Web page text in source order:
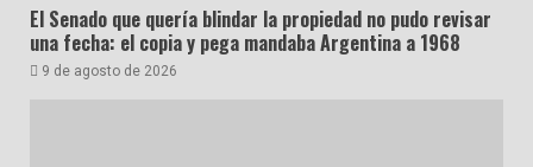
El Senado que quería blindar la propiedad no pudo revisar
una fecha: el copia y pega mandaba Argentina a 1968
9 de agosto de 2026